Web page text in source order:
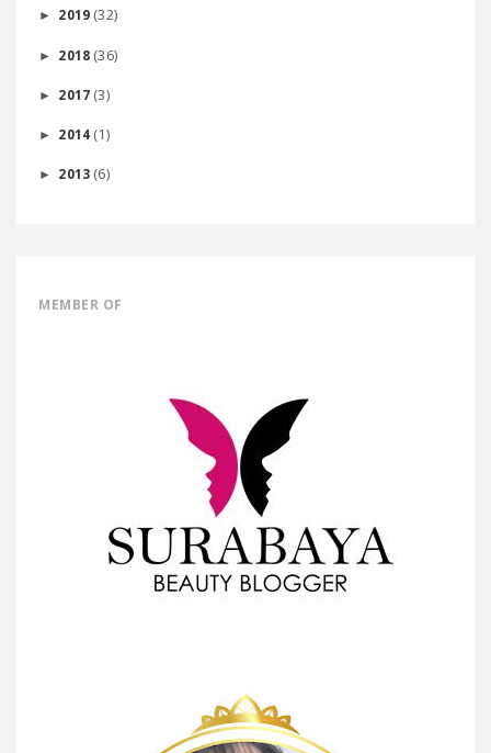
► 2019 (32)
► 2018 (36)
► 2017 (3)
► 2014 (1)
► 2013 (6)
MEMBER OF